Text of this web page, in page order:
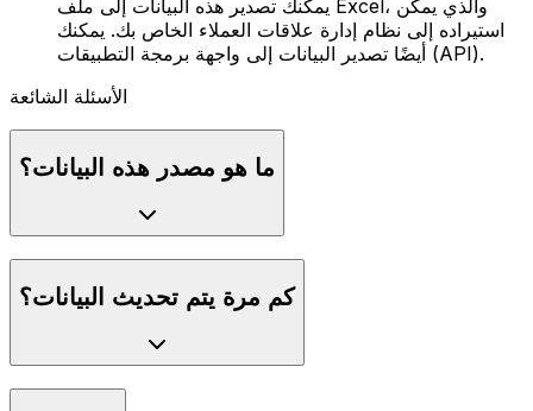
يمكنك تصدير هذه البيانات إلى ملف Excel، والذي يمكن
استيراده إلى نظام إدارة علاقات العملاء الخاص بك. يمكنك
أيضًا تصدير البيانات إلى واجهة برمجة التطبيقات (API).
الأسئلة الشائعة
ما هو مصدر هذه البيانات؟
كم مرة يتم تحديث البيانات؟